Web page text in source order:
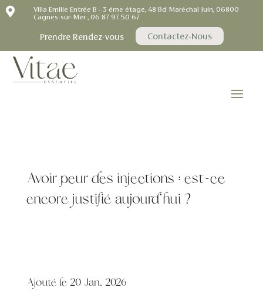

Villa Emilie Entrée B - 3 éme étage, 48 Bd Maréchal Juin, 06800
Cagnes-sur-Mer , 06 87 97 50 67
Prendre Rendez-vous Contactez-Nous
Avoir peur des injections : est-ce
encore justifié aujourd’hui ?
Ajouté le 20 Jan, 2026